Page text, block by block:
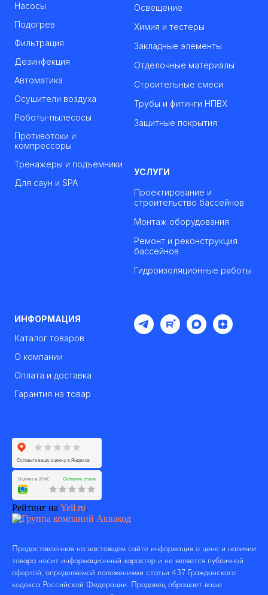
Насосы
Подогрев
Фильтрация
Дезинфекция
Автоматика
Осушители воздуха
Роботы-пылесосы
Противотоки и
компрессоры
Тренажеры и подъемники
Для саун и SPA
Освещение
Химия и тестеры
Закладные элементы
Отделочные материалы
Строительные смеси
Трубы и фитинги НПВХ
Защитные покрытия
УСЛУГИ
Проектирование и
строительство бассейнов
Монтаж оборудования
Ремонт и реконструкция
бассейнов
Гидроизоляционные работы
ИНФОРМАЦИЯ
Каталог товаров
О компании
Оплата и доставка
Гарантия на товар
Рейтинг на Yell.ru.
Предоставленная на настоящем сайте информация о цене и наличии
товара носит информационный характер и не является публичной
офертой, определяемой положениями статьи 437 Гражданского
кодекса Российской Федерации. Продавец обращает ваше